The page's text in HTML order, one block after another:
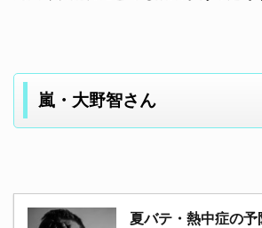
嵐・大野智さん
夏バテ・熱中症の